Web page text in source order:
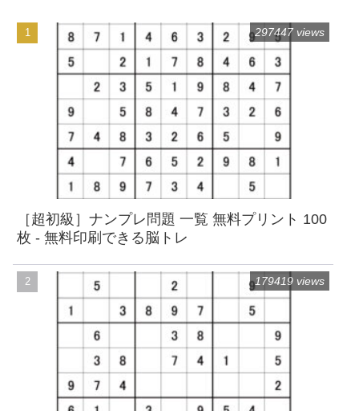
［超初級］ナンプレ問題 一覧 無料プリント 100
枚 - 無料印刷できる脳トレ
297447 views
179419 views